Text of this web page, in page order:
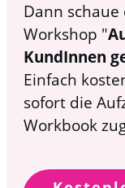
Dann
Workshop "
KundInnen
Einfach
sofort die
Workbook